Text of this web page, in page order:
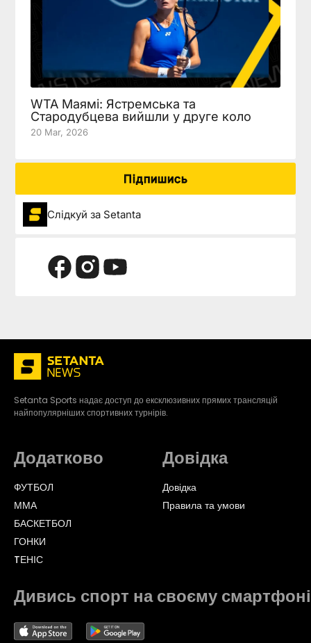
WTA Маямі: Ястремська та
Стародубцева вийшли у друге коло
20 Mar, 2026
Підпишись
Слідкуй за Setanta
Setanta Sports надає доступ до ексклюзивних прямих трансляцій
найпопулярніших спортивних турнірів.
Додатково
ФУТБОЛ
ММА
БАСКЕТБОЛ
ГОНКИ
TЕНІС
Довідка
Довідка
Правила та умови
Дивись спорт на своєму смартфоні